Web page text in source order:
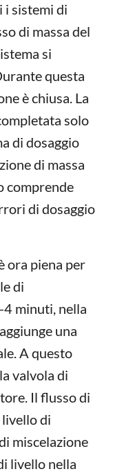
sistemi di
di massa del
si
questa
è chiusa. La
solo
di dosaggio
di massa
comprende
di dosaggio
ora piena per
di
4 minuti, nella
una
A questo
valvola di
Il flusso di
livello di
miscelazione
livello nella